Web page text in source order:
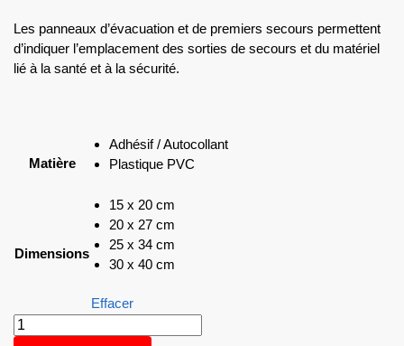
Les panneaux d’évacuation et de premiers secours permettent
d’indiquer l’emplacement des sorties de secours et du matériel
lié à la santé et à la sécurité.
Matière
Adhésif / Autocollant
Plastique PVC
Dimensions
15 x 20 cm
20 x 27 cm
25 x 34 cm
30 x 40 cm
Effacer